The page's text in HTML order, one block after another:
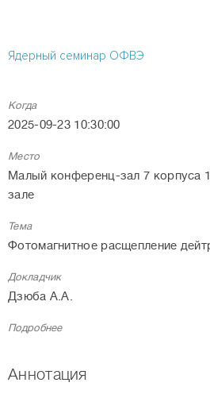
Ядерный семинар ОФВЭ
Когда
2025-09-23 10:30:00
Место
Малый конференц-зал 7 корпуса
зале
Тема
Фотомагнитное расщепление
Докладчик
Дзюба А.А.
Подробнее
Аннотация